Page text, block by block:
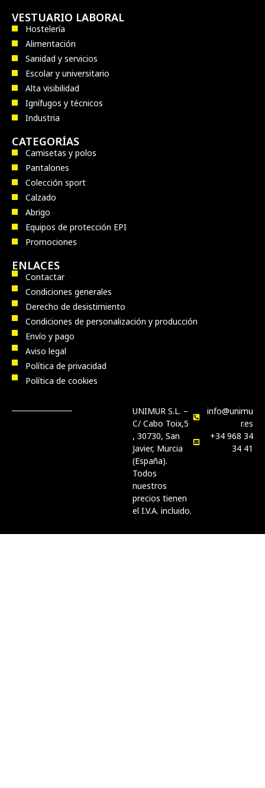
VESTUARIO LABORAL
Hostelería
Alimentación
Sanidad y servicios
Escolar y universitario
Alta visibilidad
Ignífugos y técnicos
Industria
CATEGORÍAS
Camisetas y polos
Pantalones
Colección sport
Calzado
Abrigo
Equipos de protección EPI
Promociones
ENLACES
Contactar
Condiciones generales
Derecho de desistimiento
Condiciones de personalización y producción
Envío y pago
Aviso legal
Política de privacidad
Política de cookies
UNIMUR S.L. –
C/ Cabo Toix,5
, 30730, San
Javier, Murcia
(España).
Todos
nuestros
precios tienen
el I.V.A. incluido.
info@unimu
r.es
+34 968 34
34 41